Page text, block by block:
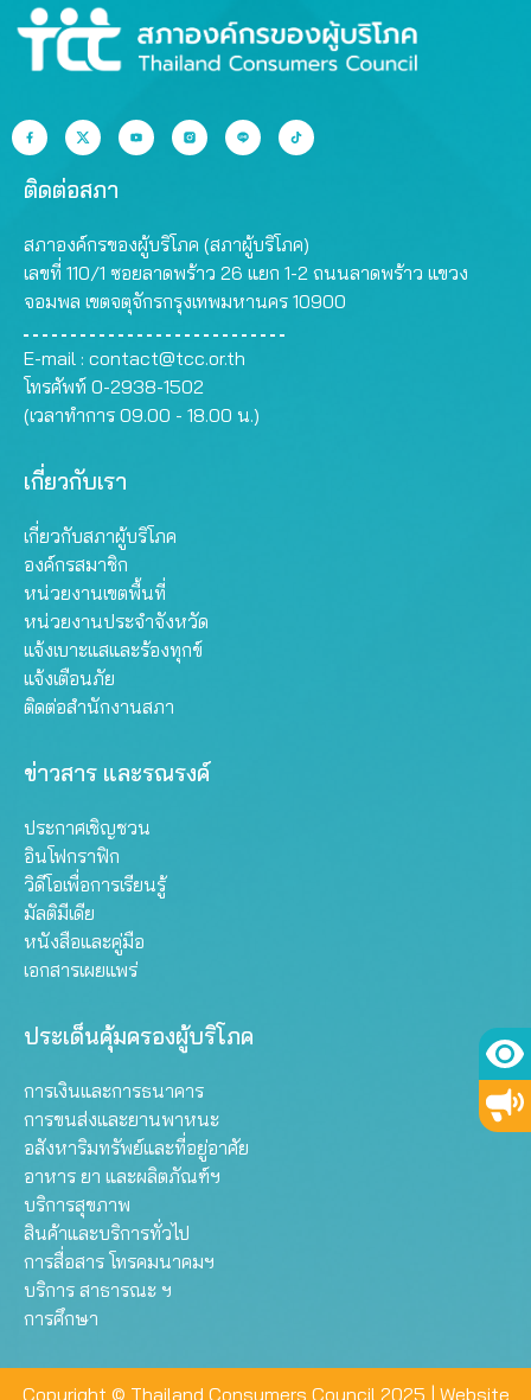
ติดต่อสภา
สภาองค์กรของผู้บริโภค (สภาผู้บริโภค)
เลขที่ 110/1 ซอยลาดพร้าว 26 แยก 1-2 ถนนลาดพร้าว แขวง
จอมพล เขตจตุจักรกรุงเทพมหานคร 10900
E-mail : contact@tcc.or.th
โทรศัพท์ 0-2938-1502
(เวลาทำการ 09.00 - 18.00 น.)
เกี่ยวกับเรา
เกี่ยวกับสภาผู้บริโภค
องค์กรสมาชิก
หน่วยงานเขตพื้นที่
หน่วยงานประจำจังหวัด
แจ้งเบาะแสและร้องทุกข์
แจ้งเตือนภัย
ติดต่อสำนักงานสภา
ข่าวสาร และรณรงค์
ประกาศเชิญชวน
อินโฟกราฟิก
วิดีโอเพื่อการเรียนรู้
มัลติมีเดีย
หนังสือและคู่มือ
เอกสารเผยแพร่
ประเด็นคุ้มครองผู้บริโภค
การเงินและการธนาคาร
การขนส่งและยานพาหนะ
อสังหาริมทรัพย์และที่อยู่อาศัย
อาหาร ยา และผลิตภัณฑ์ฯ
บริการสุขภาพ
สินค้าและบริการทั่วไป
การสื่อสาร โทรคมนาคมฯ
บริการ สาธารณะ ฯ
การศึกษา
Copyright © Thailand Consumers Council 2025 | Website